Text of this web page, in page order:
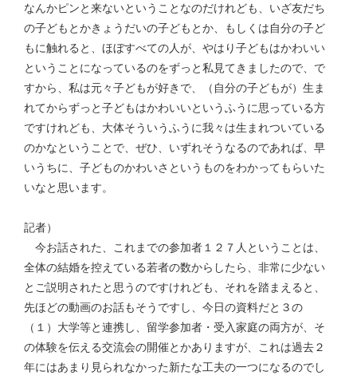
なんかピンと来ないということなのだけれども、いざ友だち
の子どもとかきょうだいの子どもとか、もしくは自分の子ど
もに触れると、ほぼすべての人が、やはり子どもはかわいい
ということになっているのをずっと私見てきましたので、で
すから、私は元々子どもが好きで、（自分の子どもが）生ま
れてからずっと子どもはかわいいというふうに思っている方
ですけれども、大体そういうふうに我々は生まれついている
のかなということで、ぜひ、いずれそうなるのであれば、早
いうちに、子どものかわいさというものをわかってもらいた
いなと思います。
記者）
今お話された、これまでの参加者１２７人ということは、
全体の結婚を控えている若者の数からしたら、非常に少ない
とご説明されたと思うのですけれども、それを踏まえると、
先ほどの動画のお話もそうですし、今日の資料だと３の
（１）大学等と連携し、留学参加者・受入家庭の両方が、そ
の体験を伝える交流会の開催とかありますが、これは過去２
年にはあまり見られなかった新たな工夫の一つになるのでし